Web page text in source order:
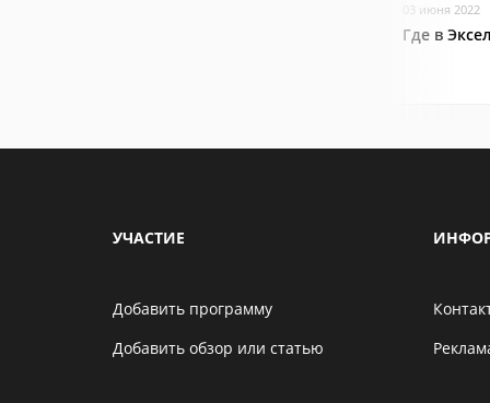
03 июня 2022
Где в
УЧАСТИЕ
Добавить программу
Добавить обзор или статью